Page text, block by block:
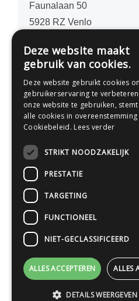
Faunalaan 50
5928 RZ Venlo
077 - 741 07 41
info@drukwerkonline.nl
KvK 12053217
Persoonlijk advies
Premium kwaliteit
Gratis verzending
Deze website maakt
gebruik van cookies.
Deze website gebruikt cookies
gebruikerservaring te
onze website te gebruiken,
alle cookies in
Cookiebeleid. Lees verder
STRIKT NOODZAKELIJK
PRESTATIE
TARGETING
FUNCTIONEEL
NIET-GECLASSIFICEERD
ALLES ACCEPTEREN ALLES
DETAILS WEERGEVEN